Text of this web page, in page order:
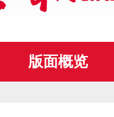
版面概览